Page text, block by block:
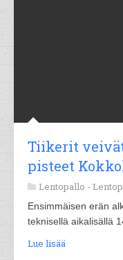
Tiikerit
pisteet
Lentopallo -
Ensimmäisen erän
teknisellä aikalisällä
Lue lisää